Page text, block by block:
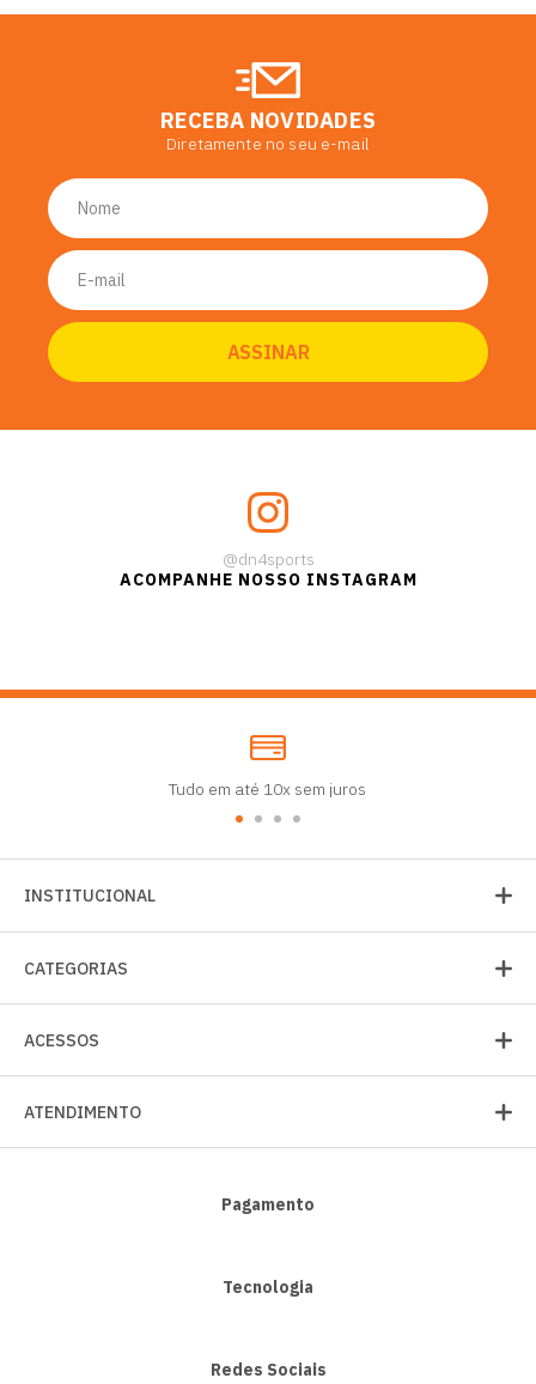
RECEBA NOVIDADES
Diretamente no seu e-mail
@dn4sports
ACOMPANHE NOSSO INSTAGRAM
Tudo em até 10x sem juros
INSTITUCIONAL
CATEGORIAS
ACESSOS
ATENDIMENTO
Pagamento
Tecnologia
Redes Sociais